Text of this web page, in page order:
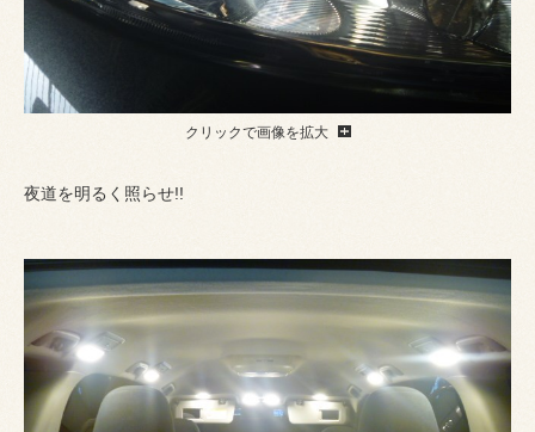
クリックで画像を拡大
夜道を明るく照らせ!!